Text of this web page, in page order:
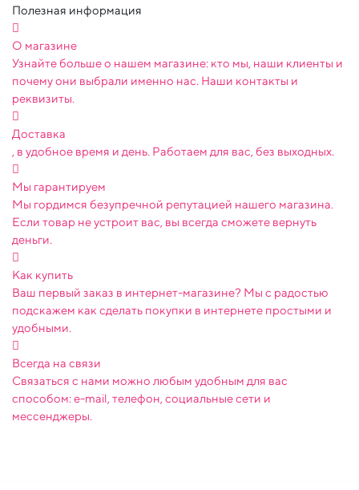
Полезная информация
О магазине
Узнайте больше о нашем магазине: кто мы, наши клиенты и
почему они выбрали именно нас. Наши контакты и
реквизиты.
Доставка
, в удобное время и день. Работаем для вас, без выходных.
Мы гарантируем
Мы гордимся безупречной репутацией нашего магазина.
Если товар не устроит вас, вы всегда сможете вернуть
деньги.
Как купить
Ваш первый заказ в интернет-магазине? Мы с радостью
подскажем как сделать покупки в интернете простыми и
удобными.
Всегда на связи
Связаться с нами можно любым удобным для вас
способом: e-mail, телефон, социальные сети и
мессенджеры.